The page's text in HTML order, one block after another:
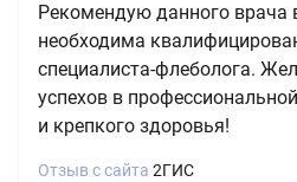
Рекомендую данного врача
необходима
специалиста-флеболога.
успехов в
и крепкого здоровья!
Отзыв с сайта 2ГИС